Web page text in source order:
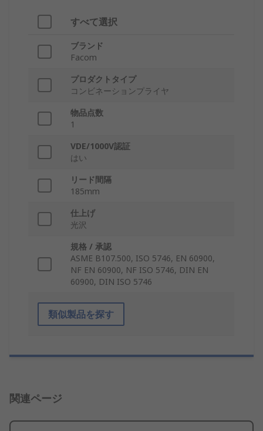
すべて選択
ブランド
Facom
プロダクトタイプ
コンビネーションプライヤ
物品点数
1
VDE/1000V認証
はい
リード間隔
185mm
仕上げ
光沢
規格 / 承認
ASME B107.500, ISO 5746, EN 60900,
NF EN 60900, NF ISO 5746, DIN EN
60900, DIN ISO 5746
類似製品を探す
関連ページ